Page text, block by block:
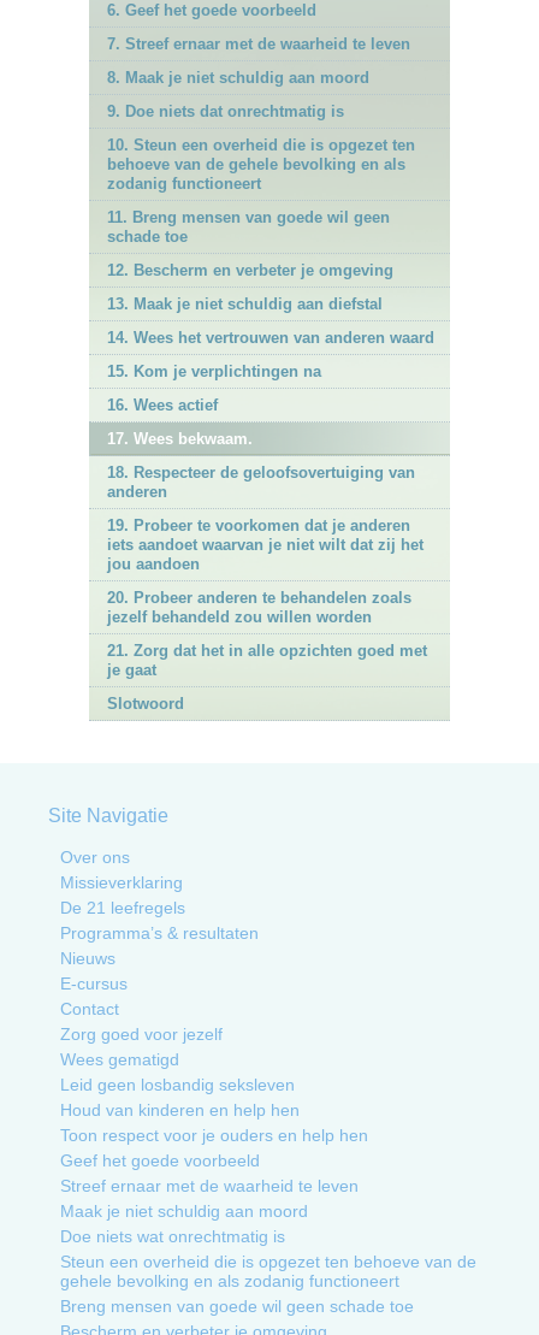
6. Geef het goede voorbeeld
7. Streef ernaar met de waarheid te leven
8. Maak je niet schuldig aan moord
9. Doe niets dat onrechtmatig is
10. Steun een overheid die is opgezet ten
behoeve van de gehele bevolking en als
zodanig functioneert
11. Breng mensen van goede wil geen
schade toe
12. Bescherm en verbeter je omgeving
13. Maak je niet schuldig aan diefstal
14. Wees het vertrouwen van anderen waard
15. Kom je verplichtingen na
16. Wees actief
17. Wees bekwaam.
18. Respecteer de geloofsovertuiging van
anderen
19. Probeer te voorkomen dat je anderen
iets aandoet waarvan je niet wilt dat zij het
jou aandoen
20. Probeer anderen te behandelen zoals
jezelf behandeld zou willen worden
21. Zorg dat het in alle opzichten goed met
je gaat
Slotwoord
Site Navigatie
Over ons
Missieverklaring
De 21 leefregels
Programma’s & resultaten
Nieuws
E-cursus
Contact
Zorg goed voor jezelf
Wees gematigd
Leid geen losbandig seksleven
Houd van kinderen en help hen
Toon respect voor je ouders en help hen
Geef het goede voorbeeld
Streef ernaar met de waarheid te leven
Maak je niet schuldig aan moord
Doe niets wat onrechtmatig is
Steun een overheid die is opgezet ten behoeve van de
gehele bevolking en als zodanig functioneert
Breng mensen van goede wil geen schade toe